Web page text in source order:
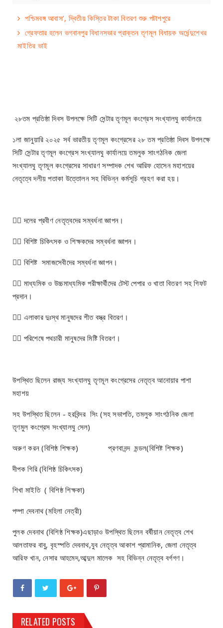
পশ্চিমবঙ্গ আবাস’, দ্বিতীয় কিস্তির টাকা বিতরণ শুরু পটাশপুরে
গ্রেফতার হলেন ভগবানপুর বিধানসভার প্রাক্তন তৃণমূল বিধায়ক অর্ধেন্দুশেখর
মাইতির ভাই
২৮তম প্রতিষ্ঠা দিবস উপলক্ষে সিটি সেন্টার তৃণমূল কংগ্রেস সংখ্যালঘু কার্যালয়ে
১লা জানুয়ারি ২০২৫ সর্ব ভারতীয় তৃণমূল কংগ্রেসের ২৮ তম প্রতিষ্ঠা দিবস উপলক্ষে
সিটি সেন্টার তৃণমূল কংগ্রেস সংখ্যালঘু কার্যালয়ে তমলুক সাংগঠনিক জেলা
সংখ্যালঘু তৃণমূল কংগ্রেসের সাধারণ সম্পাদক শেখ আরিফ হোসেন মহাশয়ের
নেতৃত্বে দলীয় পতাকা উত্তোলন সহ বিভিন্ন কর্মসূচি গ্রহণ করা হয়।
👉🏻 দলের প্রবীণ নেতৃত্বদের সম্বর্ধনা জ্ঞাপন।
👉🏻 বিশিষ্ট চিকিৎসক ও শিক্ষকদের সম্বর্ধনা জ্ঞাপন।
👉🏻 বিশিষ্ট সমাজসেবীদের সম্বর্ধনা জ্ঞাপন।
👉🏻 মাধ্যমিক ও উচ্চমাধ্যমিক পরীক্ষার্থীদের টেস্ট পেপার ও খাতা বিতরণ সহ গিফট
প্রদান।
👉🏻 এলাকার দুঃস্থ মানুষদের শীত বস্ত্র বিতরণ।
👉🏻 পরিশেষে পথচারী মানুষদের মিষ্টি বিতরণ।
উপস্থিত ছিলেন রাজ্য সংখ্যালঘু তৃণমূল কংগ্রেসের নেতৃত্ব আনোয়ার পাশা
মহাশয়
সহ উপস্থিত ছিলেন - হরবিন্দর সিং (সহ সভাপতি, তমলুক সাংগঠনিক জেলা
তৃণমুল কংগ্রেস সংখ্যালঘু সেল)
অরুণ করন (বিশিষ্ঠ শিক্ষক) প্রণবানন্দ মন্ডল(বিশিষ্ট শিক্ষক)
দীপক গিরি (বিশিষ্ঠ চিকিৎসক)
শিখা মাইতি ( বিশিষ্ঠ শিক্ষকা)
পম্পা দেবনাথ (মহিলা নেত্রী)
পুলক দেবনাথ (বিশিষ্ঠ শিক্ষক)এছাড়াও উপস্থিত ছিলেন বর্ষীয়ান নেতৃত্ব শেখ
আলতাফর বাবু, বৃহস্পতি দেবনাথ,যুব নেতৃত্ব আকাশ প্রামানিক, জেলা নেতৃত্ব
আরিফ খান, নেসার আহমেদ,আব্দুল মালেক সহ বিভিন্ন নেতৃত্ব বর্গগণ।
RELATED POSTS